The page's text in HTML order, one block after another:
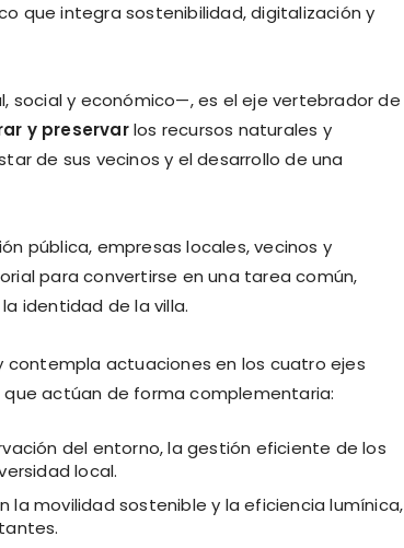
que integra sostenibilidad, digitalización y
social y económico—, es el eje vertebrador de
y preservarlos recursos naturales y
de sus vecinos y el desarrollo de una
pública, empresas locales, vecinos y
para convertirse en una tarea común,
identidad de la villa.
contempla actuaciones en los cuatro ejes
actúan de forma complementaria:
del entorno, la gestión eficiente de los
local.
movilidad sostenible y la eficiencia lumínica,